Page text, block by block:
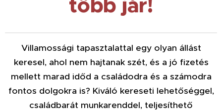
több jár!
Villamossági tapasztalattal egy olyan állást
keresel, ahol nem hajtanak szét, és a jó fizetés
mellett marad időd a családodra és a számodra
fontos dolgokra is? Kiváló kereseti lehetőséggel,
családbarát munkarenddel, teljesíthető